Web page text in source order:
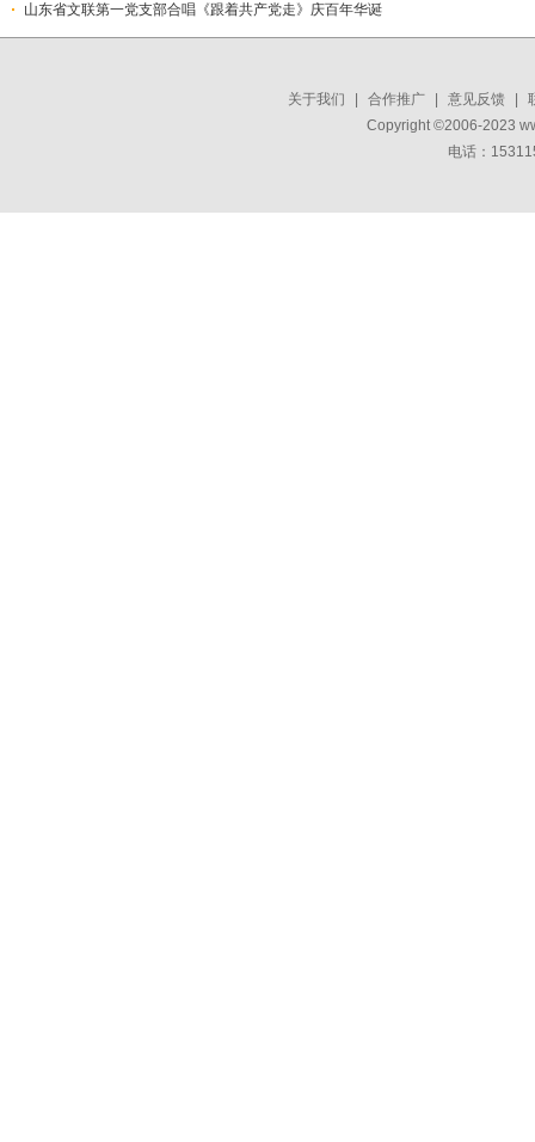
山东省文联第一党支部合唱《跟着共产党走》庆百年华诞
关于我们 合作推广 意见反馈
Copyright ©2006-2023
电话：